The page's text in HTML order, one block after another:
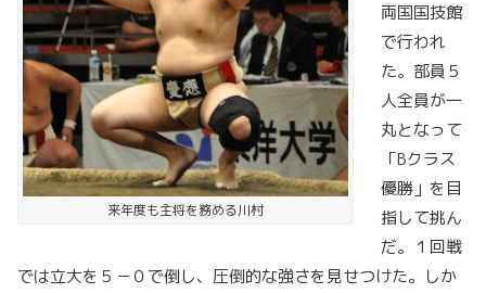
来年度も主将を務める川村
両国国技館
で行われ
た。部員５
人全員が一
丸となって
「Bクラス
優勝」を目
指して挑ん
だ。１回戦
では立大を５－０で倒し、圧倒的な強さを見せつけた。しか